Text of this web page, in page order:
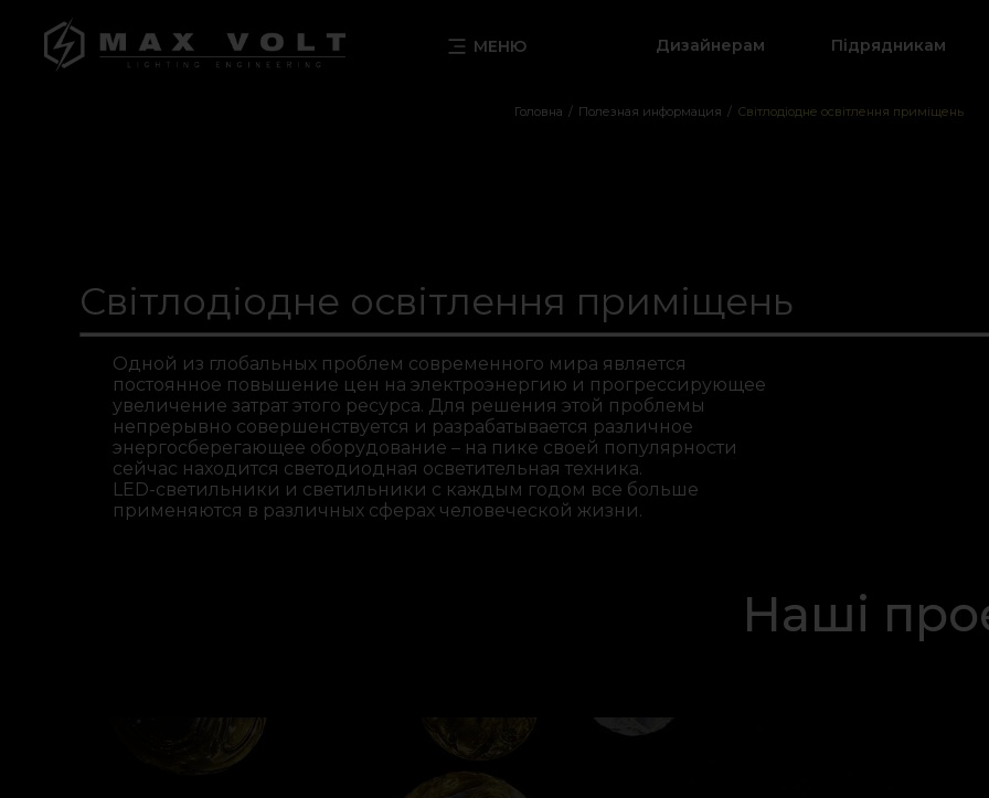
МЕНЮ
Дизайнерам Підрядникам
Головна / Полезная информация / Світлодіодне освітлення приміщень
Світлодіодне освітлення приміщень
Одной из глобальных проблем современного мира является
постоянное повышение цен на электроэнергию и прогрессирующее
увеличение затрат этого ресурса. Для решения этой проблемы
непрерывно совершенствуется и разрабатывается различное
энергосберегающее оборудование – на пике своей популярности
сейчас находится светодиодная осветительная техника.
LED-светильники и светильники с каждым годом все больше
применяются в различных сферах человеческой жизни.
Наші